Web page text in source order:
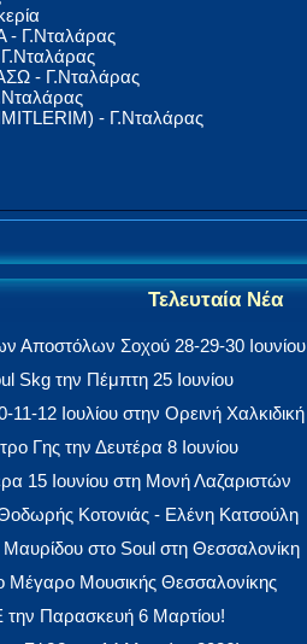
- Γ.Νταλάρας
- Γ.Νταλάρας
- Γ.Νταλάρας
Τελευταία Νέα
Αποστόλων Σοχού 28-29-30 Ιουνίου
Skg την Πέμπτη 25 Ιουνίου
12 Ιουλίου στην Ορεινή Χαλκιδική
Γης την Δευτέρα 8 Ιουνίου
15 Ιουνίου στη Μονή Λαζαριστών
Κοτονιάς - Ελένη Κατσούλη
Μαυρίδου στο Soul στη Θεσσαλονίκη
Μουσικής Θεσσαλονίκης
την Παρασκευή 6 Μαρτίου!